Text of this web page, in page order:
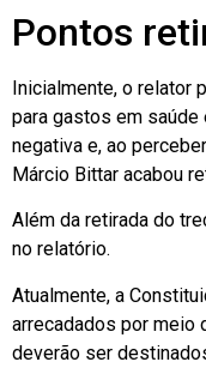
Pontos
Inicialmente, o relator
para gastos em saúde
negativa e, ao
Márcio Bittar acabou
Além da retirada do
no relatório.
Atualmente, a
arrecadados por meio
deverão ser